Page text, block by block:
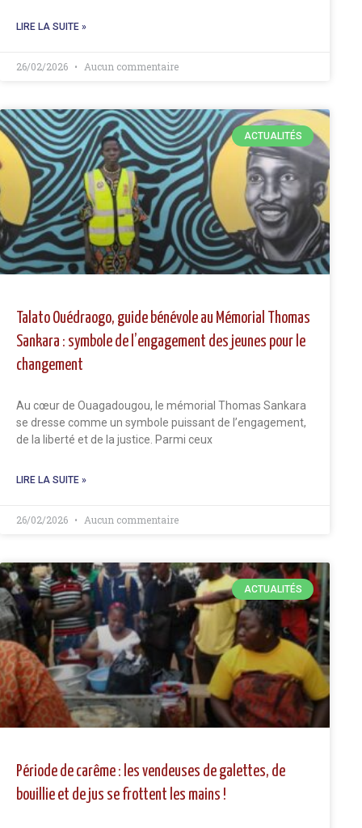
LIRE LA SUITE »
26/02/2026 Aucun commentaire
ACTUALITÉS
Talato Ouédraogo, guide bénévole au Mémorial Thomas
Sankara : symbole de l’engagement des jeunes pour le
changement
Au cœur de Ouagadougou, le mémorial Thomas Sankara
se dresse comme un symbole puissant de l’engagement,
de la liberté et de la justice. Parmi ceux
LIRE LA SUITE »
26/02/2026 Aucun commentaire
ACTUALITÉS
Période de carême : les vendeuses de galettes, de
bouillie et de jus se frottent les mains !